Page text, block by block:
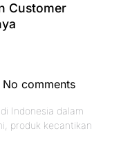
Customer
No comments
Indonesia dalam
produk kecantikan